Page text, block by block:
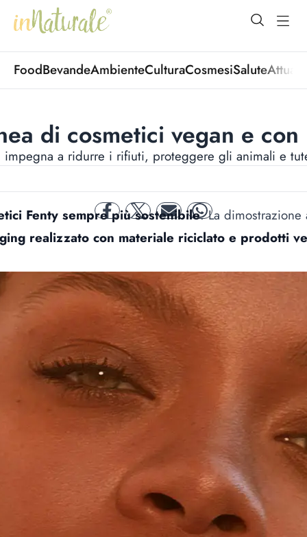
open
FoodBevandeAmbienteCulturaCosmesiSalute
di cosmetici vegan e
a ridurre i rifiuti, proteggere gli animali e
facebooktwitter mail whatsapp
Fenty sempre più sostenibile. La
realizzato con materiale riciclato e prodotti